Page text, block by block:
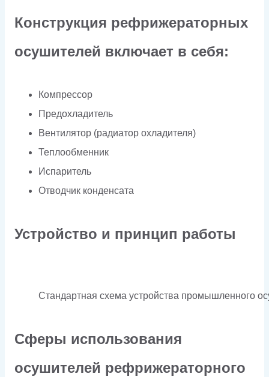
Конструкция рефрижераторных
осушителей включает в себя:
Компрессор
Предохладитель
Вентилятор (радиатор охладителя)
Теплообменник
Испаритель
Отводчик конденсата
Устройство и принцип работы
Стандартная схема устройства промышленного
Сферы использования
осушителей рефрижераторного